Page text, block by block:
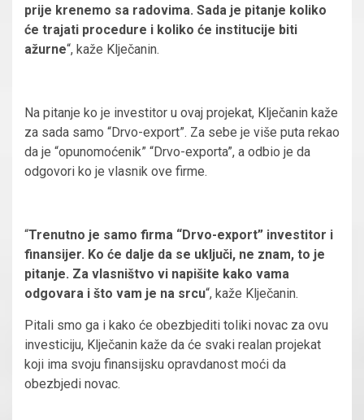
prije krenemo sa radovima. Sada je pitanje koliko
će trajati procedure i koliko će institucije biti
ažurne“, kaže Klječanin.
Na pitanje ko je investitor u ovaj projekat, Klječanin kaže
za sada samo “Drvo-export”. Za sebe je više puta rekao
da je “opunomoćenik” “Drvo-exporta”, a odbio je da
odgovori ko je vlasnik ove firme.
“Trenutno je samo firma “Drvo-export” investitor i
finansijer. Ko će dalje da se uključi, ne znam, to je
pitanje. Za vlasništvo vi napišite kako vama
odgovara i što vam je na srcu“, kaže Klječanin.
Pitali smo ga i kako će obezbjediti toliki novac za ovu
investiciju, Klječanin kaže da će svaki realan projekat
koji ima svoju finansijsku opravdanost moći da
obezbjedi novac.